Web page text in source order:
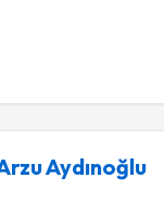
Aydınoğlu